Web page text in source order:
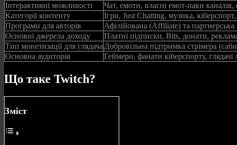
Інтерактивні можливості
Чат, емоти, власні емот‑паки
Категорії контенту
Ігри, Just Chatting, музика,
Програми для авторів
Афілійована (Affiliate) та
Основні джерела доходу
Платні підписки, Bits, донати,
Тип монетизації для глядача Добровільна підтримка стрімера
Основна аудиторія
Геймери, фанати кіберспорту,
Що таке Twitch?
Зміст